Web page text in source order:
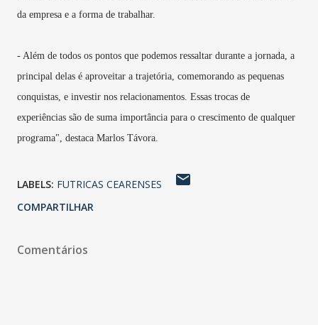
da empresa e a forma de trabalhar.
- Além de todos os pontos que podemos ressaltar durante a jornada, a
principal delas é aproveitar a trajetória, comemorando as pequenas
conquistas, e investir nos relacionamentos. Essas trocas de
experiências são de suma importância para o crescimento de qualquer
programa", destaca Marlos Távora.
LABELS: FUTRICAS CEARENSES
COMPARTILHAR
Comentários